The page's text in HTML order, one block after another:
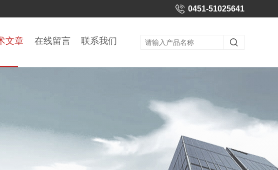
0451-51025641
文章 在线留言 联系我们